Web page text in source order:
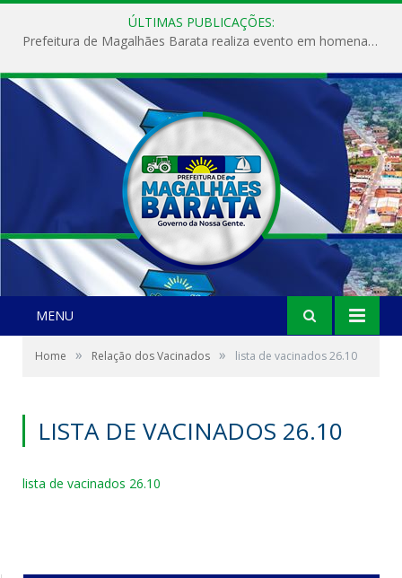
ÚLTIMAS PUBLICAÇÕES:
Prefeitura de Magalhães Barata realiza evento em homenagem ao Dia Internacional da Mulher
MENU
Home » Relação dos Vacinados » lista de vacinados 26.10
LISTA DE VACINADOS 26.10
lista de vacinados 26.10